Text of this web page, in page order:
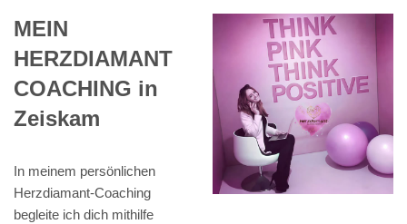
MEIN
HERZDIAMANT
COACHING in
Zeiskam
In meinem persönlichen
Herzdiamant-Coaching
begleite ich dich mithilfe